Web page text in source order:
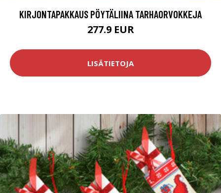
KIRJONTAPAKKAUS PÖYTÄLIINA TARHAORVOKKEJA
277.9 EUR
LISÄTIETOJA